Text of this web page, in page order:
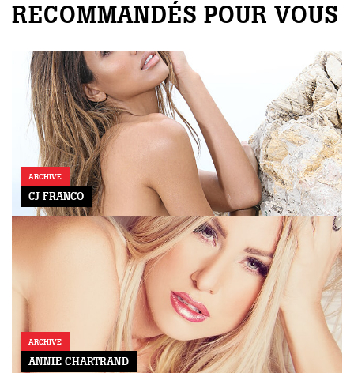
RECOMMANDÉS POUR VOUS
ARCHIVE
CJ FRANCO
ARCHIVE
ANNIE CHARTRAND